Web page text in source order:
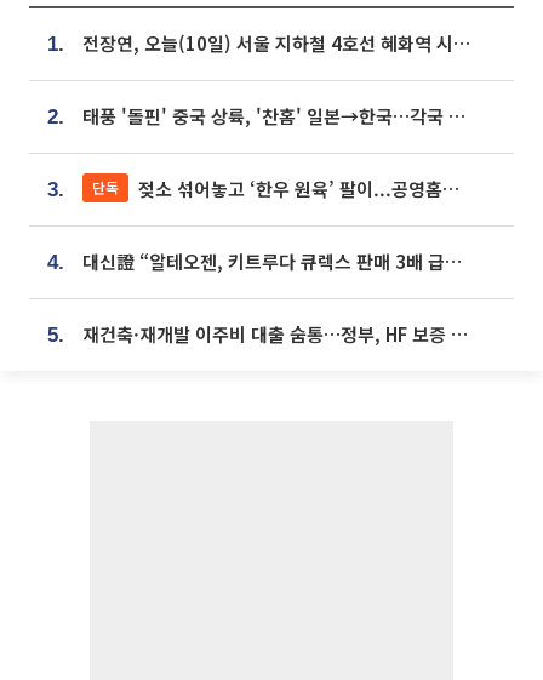
1. 전장연, 오늘(10일) 서울 지하철 4호선 혜화역 시위…1호선 용산역 무정차
2. 태풍 '돌핀' 중국 상륙, '찬홈' 일본→한국…각국 기상청 예상 경로는?
3. 단독 젖소 섞어놓고 ‘한우 원육’ 팔이...공영홈쇼핑 표기·검증 구멍
4. 대신證 “알테오젠, 키트루다 큐렉스 판매 3배 급증…목표가 41만원 상향”
5. 재건축·재개발 이주비 대출 숨통…정부, HF 보증 신설 추진